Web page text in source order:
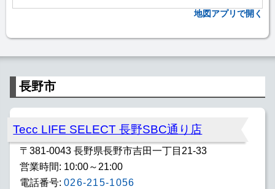
地図アプリで開く
長野市
Tecc LIFE SELECT 長野SBC通り店
〒381-0043 長野県長野市吉田一丁目21-33
営業時間: 10:00～21:00
電話番号: 026-215-1056